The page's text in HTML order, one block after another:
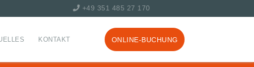
+49 351 485 27 170
KONTAKT ONLINE-BUCHUNG